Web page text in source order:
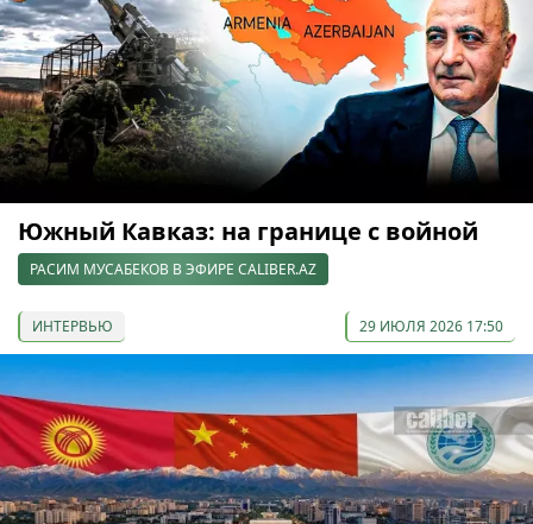
Южный Кавказ: на границе с войной
РАСИМ МУСАБЕКОВ В ЭФИРЕ CALIBER.AZ
ИНТЕРВЬЮ 29 ИЮЛЯ 2026 17:50